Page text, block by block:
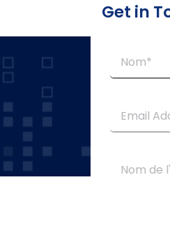
Get in